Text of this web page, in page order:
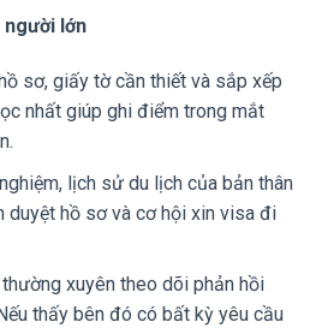
người lớn
sơ, giấy tờ cần thiết và sắp xếp
nhất giúp ghi điểm trong mắt
lịch sử du lịch của bản thân
duyệt hồ sơ và cơ hội xin visa đi
xuyên theo dõi phản hồi
thấy bên đó có bất kỳ yêu cầu